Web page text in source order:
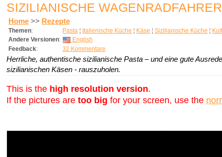
SIZILIANISCHE
Home >> Rezepte
Themen: Pasta ¦ Italienische Küche ¦ Käse ¦ Sizilianische Küche ¦ Kult
Andere Versionen:
English
Feedback: 32 Kommentare
Herrliche, authentische sizilianische Pasta – und eine gute
sizilianischen Käsen - rauszuholen.
This is the high resolution version.
If the pictures are too big for your screen, use the